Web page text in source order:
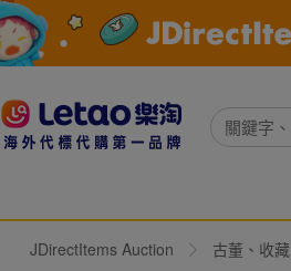
JDirectItems Auction 古董、收藏